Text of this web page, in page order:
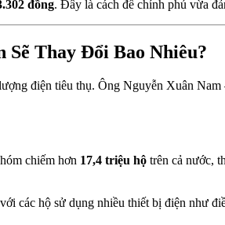
đồng. Đây là cách để chính phủ vừa
Thay Đổi Bao Nhiêu?
điện tiêu thụ. Ông Nguyễn Xuân
chiếm hơn 17,4 triệu hộ trên cả nước,
các hộ sử dụng nhiều thiết bị điện như